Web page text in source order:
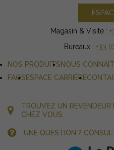
Magasin & Visite :
Bureaux : +33
NOS PRODUITSNOUS
FAQSESPACE CARRIÈRE
TROUVEZ UN REVENDEUR
CHEZ VOUS
UNE QUESTION ?